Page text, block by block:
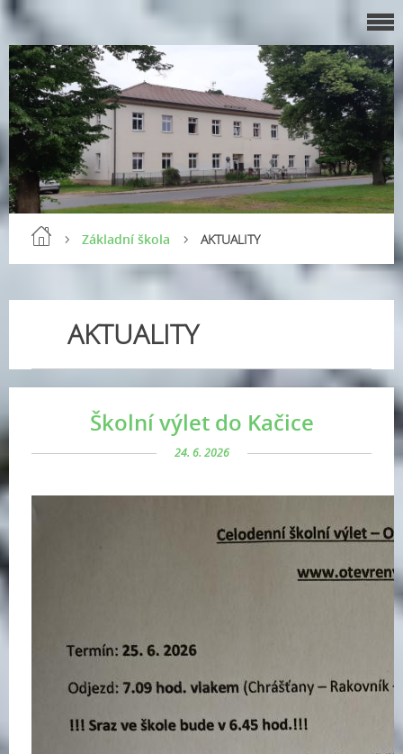
Základní škola AKTUALITY
AKTUALITY
Školní výlet do Kačice
24. 6. 2026